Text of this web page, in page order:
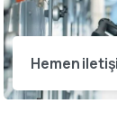
Hemen